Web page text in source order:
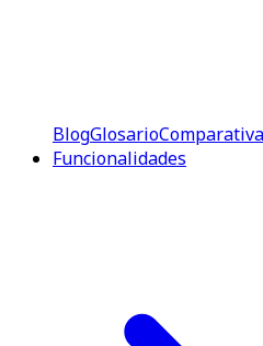
BlogGlosario
Funcionalidades